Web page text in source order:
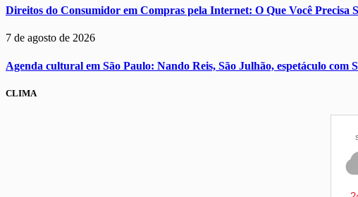
Direitos do Consumidor em Compras pela Internet: O Que Você Precisa
7 de agosto de 2026
Agenda cultural em São Paulo: Nando Reis, São Julhão, espetáculo com
CLIMA